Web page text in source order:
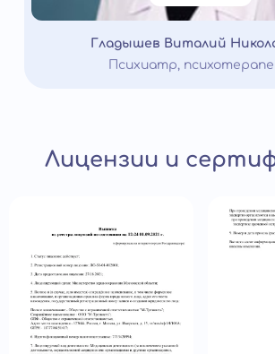
Гладышев Виталий
Психиатр,
Лицензии и